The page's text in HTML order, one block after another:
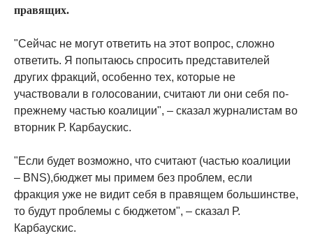
правящих.
"Сейчас не могут ответить на этот вопрос, сложно
ответить. Я попытаюсь спросить представителей
других фракций, особенно тех, которые не
участвовали в голосовании, считают ли они себя по-
прежнему частью коалиции", – сказал журналистам во
вторник Р. Карбаускис.
"Если будет возможно, что считают (частью коалиции
– BNS),бюджет мы примем без проблем, если
фракция уже не видит себя в правящем большинстве,
то будут проблемы с бюджетом", – сказал Р.
Карбаускис.